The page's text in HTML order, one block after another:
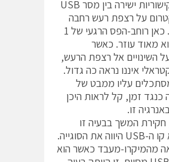
מגה-הרץ. קישוריות ישירה בין מסר USB
על רצפת רעש רחבה
היא בולטת. כאן רוחב-הפס הרגעי של 1
מאוד עוזר. כאשר
השינויים אל רצפת הרעש,
איננו נראה כה גדול.
עליו ממבט של
כנגד זמן, קל לראות היכן
זו.
המשך בבעיה זו
גילתה שלא קו ה-USB היווה את הסוגייה.
מהמיקרו-מעבד כאשר הוא